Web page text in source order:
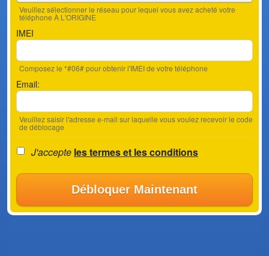
Veuillez sélectionner le réseau pour lequel vous avez acheté votre
téléphone À L'ORIGINE
IMEI
Composez le *#06# pour obtenir l'IMEI de votre téléphone
Email:
Veuillez saisir l'adresse e-mail sur laquelle vous voulez recevoir le code
de déblocage
J'accepte les termes et les conditions
Débloquer Maintenant